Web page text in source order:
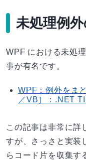
未処理例
WPF における未処
事が有名です。
WPF：例外をま
／VB］：.NET
この記事は非常に詳
すが、さっさと実装
らコード片を収集す